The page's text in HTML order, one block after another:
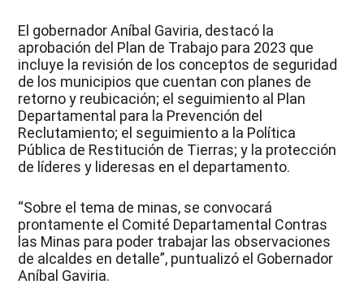
El gobernador Aníbal Gaviria, destacó la
aprobación del Plan de Trabajo para 2023 que
incluye la revisión de los conceptos de seguridad
de los municipios que cuentan con planes de
retorno y reubicación; el seguimiento al Plan
Departamental para la Prevención del
Reclutamiento; el seguimiento a la Política
Pública de Restitución de Tierras; y la protección
de líderes y lideresas en el departamento.
“Sobre el tema de minas, se convocará
prontamente el Comité Departamental Contras
las Minas para poder trabajar las observaciones
de alcaldes en detalle”, puntualizó el Gobernador
Aníbal Gaviria.